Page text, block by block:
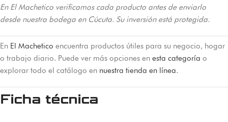
En El Machetico verificamos cada producto antes de enviarlo
desde nuestra bodega en Cúcuta. Su inversión está protegida.
En El Machetico encuentra productos útiles para su negocio, hogar
o trabajo diario. Puede ver más opciones en esta categoría o
explorar todo el catálogo en nuestra tienda en línea.
Ficha técnica